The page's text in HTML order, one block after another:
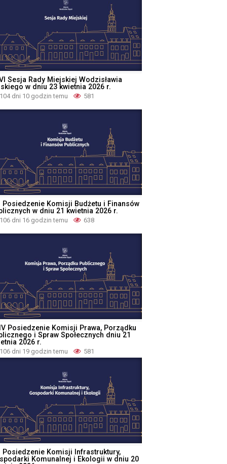
Sesja Rady Miejskiej Wodzisławia
w dniu 23 kwietnia 2026 r.
104 dni 10 godzin temu 581
Posiedzenie Komisji Budżetu i Finansów
w dniu 21 kwietnia 2026 r.
106 dni 16 godzin temu 638
Posiedzenie Komisji Prawa, Porządku
i Spraw Społecznych dniu 21
2026 r.
106 dni 19 godzin temu 581
Posiedzenie Komisji Infrastruktury,
Komunalnej i Ekologii w dniu 20